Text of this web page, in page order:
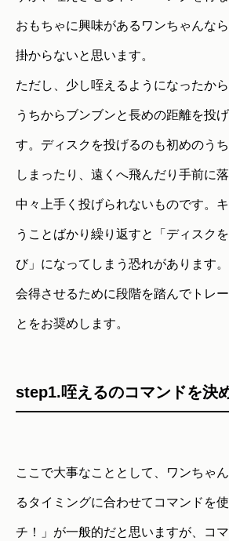
おもちゃに興味があるワンちゃんな
掛からないと思います。
ただし、少し咥えるようになったか
うちからブンブンと長めの距離を投
す。ディスクを投げるのも初めのう
しまったり、遠くへ飛んだり手前に
中々上手く投げられないものです。
うことばかり繰り返すと「ディスク
び」になってしまう恐れがあります
会得させるために段階を踏んでトレ
とをお奨めします。
step1.咥えるのコマンドを決
ここで大事なこととして、ワンちゃ
るタイミングに合わせてコマンドを
チ！」が一般的だと思いますが、コ